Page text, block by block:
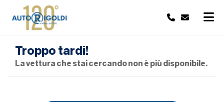
Troppo tardi!
La vettura che stai cercando non è più disponibile.